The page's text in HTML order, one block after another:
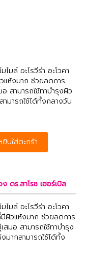
มล์ อะโรวีร่า อะโวคา
แห้งมาก ช่วยลดการ
สามารถใช้ทาบำรุงผิว
มารถใช้ได้ทั้งกลางวัน
ยิบใส่ตะกร้า
ดร.สาโรช เฮอร์เบิล
มล์ อะโรวีร่า อะโวคา
ผิวแห้งมาก ช่วยลดการ
มอ สามารถใช้ทาบำรุง
มากสามารถใช้ได้ทั้ง